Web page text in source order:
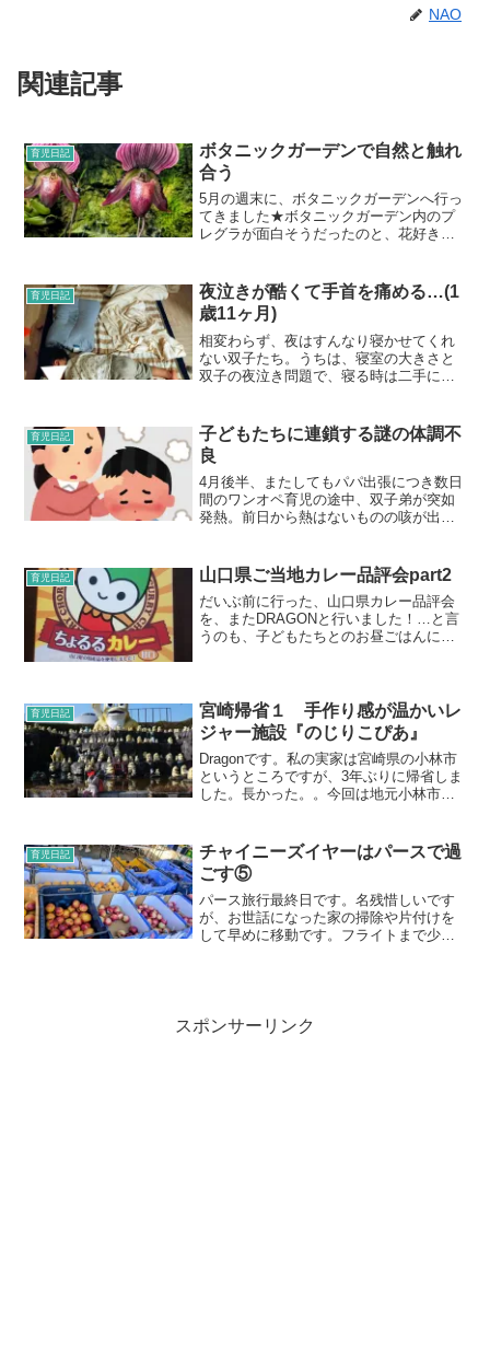
NAO
関連記事
育児日記
ボタニックガーデンで自然と触れ
合う
5月の週末に、ボタニックガーデンへ行っ
てきました★ボタニックガーデン内のプ
レグラが面白そうだったのと、花好きの
Garden）”で色んな蘭の花を見て喜ぶかな
と思...
育児日記
夜泣きが酷くて手首を痛める…(1
歳11ヶ月)
相変わらず、夜はすんなり寝かせてくれ
ない双子たち。うちは、寝室の大きさと
双子の夜泣き問題で、寝る時は二手に分
どちらか”と言うのは、“ 夜泣きが続いて
いる方”という事で...
育児日記
子どもたちに連鎖する謎の体調不
良
4月後半、またしてもパパ出張につき数日
間のワンオペ育児の途中、双子弟が突如
発熱。前日から熱はないものの咳が出て
して電話がかかってきました。双子兄も
咳が出始めたとのことで...
育児日記 山口県ご当地カレー品評会part2
だいぶ前に行った、山口県カレー品評会
を、またDRAGONと行いました！…と言
うのも、子どもたちとのお昼ごはんに、
べるのでベビーフードは...
育児日記
宮崎帰省１ 手作り感が温かいレ
ジャー施設『のじりこぴあ』
Dragonです。私の実家は宮崎県の小林市
というところですが、3年ぶりに帰省しま
した。長かった。。今回は地元小林市か
ほどいったところに野尻町という町があ
るんですが、...
育児日記
チャイニーズイヤーはパースで過
ごす⑤
パース旅行最終日です。名残惜しいです
が、お世話になった家の掃除や片付けを
して早めに移動です。フライトまで少し
スポンサーリンク